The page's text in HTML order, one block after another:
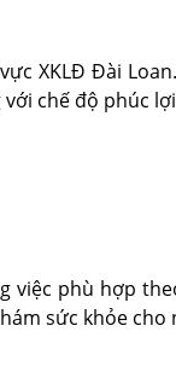
XKLĐ Đài
chế độ phúc
phù hợp
sức khỏe cho